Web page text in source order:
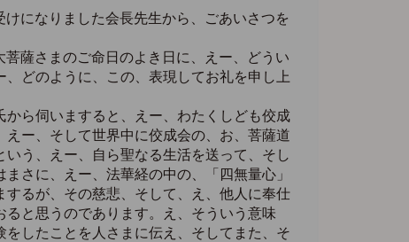
になりました会長先生から、ごあいさつを
薩さまのご命日のよき日に、えー、どうい
どのように、この、表現してお礼を申し上
ら伺いますると、えー、わたくしども佼成
ー、そして世界中に佼成会の、お、菩薩道
う、えー、自ら聖なる生活を送って、そし
さに、えー、法華経の中の、「四無量心」
るが、その慈悲、そして、え、他人に奉仕
と思うのであります。え、そういう意味
したことを人さまに伝え、そしてまた、そ